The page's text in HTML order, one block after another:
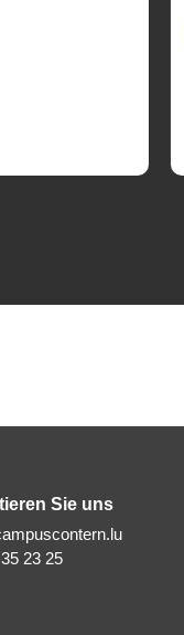
Sie uns
23 25